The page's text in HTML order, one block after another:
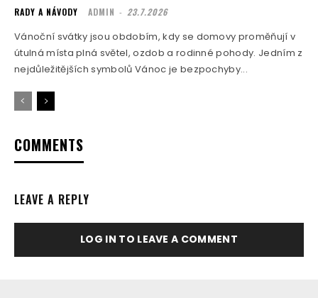
RADY A NÁVODY ADMIN - 23.7.2026
Vánoční svátky jsou obdobím, kdy se domovy proměňují v
útulná místa plná světel, ozdob a rodinné pohody. Jedním z
nejdůležitějších symbolů Vánoc je bezpochyby...
COMMENTS
LEAVE A REPLY
LOG IN TO LEAVE A COMMENT